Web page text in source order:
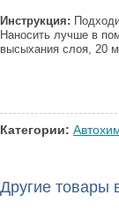
Инструкция:
Наносить лучше в
высыхания слоя, 20
Категории:
Другие товары